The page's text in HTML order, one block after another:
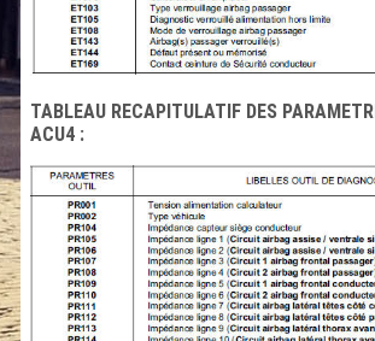
TABLEAU RECAPITULATIF DES
ACU4 :